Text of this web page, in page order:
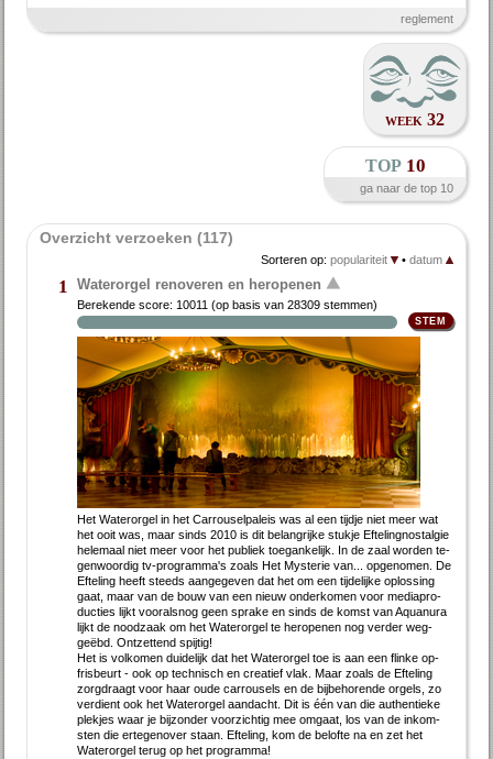
reglement
week 32
top 10
ga naar de top 10
Overzicht verzoeken (117)
Sorteren op: populariteit • datum
1 Waterorgel renoveren en heropenen
Berekende score: 10011 (op basis van28309 stemmen)
Het Wa­ter­or­gel in het Car­rou­sel­pa­leis was al een tijd­je niet meer wat
het ooit was, maar sinds 2010 is dit be­lang­rij­ke stuk­je Ef­te­ling­nostal­gie
he­le­maal niet meer voor het pu­bliek toe­gan­ke­lijk. In de zaal wor­den te­
gen­woor­dig tv-pro­gram­ma's zo­als Het Mysterie van... op­ge­no­men. De
Ef­te­ling heeft steeds aan­ge­ge­ven dat het om een tij­de­lij­ke op­los­sing
gaat, maar van de bouw van een nieuw on­der­ko­men voor me­dia­pro­
duc­ties lijkt voor­als­nog geen spra­ke en sinds de komst van Aquan­ura
lijkt de nood­zaak om het Wa­ter­or­gel te her­o­pe­nen nog ver­der weg­
geëbd. Ont­zet­tend spij­tig!
Het is vol­ko­men dui­de­lijk dat het Wa­ter­or­gel toe is aan een flin­ke op­
fris­beurt - ook op tech­nisch en cre­a­tief vlak. Maar zo­als de Ef­te­ling
zorgdraagt voor haar ou­de car­rou­sels en de bij­be­ho­ren­de or­gels, zo
ver­dient ook het Wa­ter­or­gel aan­dacht. Dit is één van die au­then­tie­ke
plek­jes waar je bij­zon­der voor­zich­tig mee om­gaat, los van de in­kom­
sten die er­te­gen­over staan. Ef­te­ling, kom de be­lof­te na en zet het
Water­orgel terug op het pro­gram­ma!